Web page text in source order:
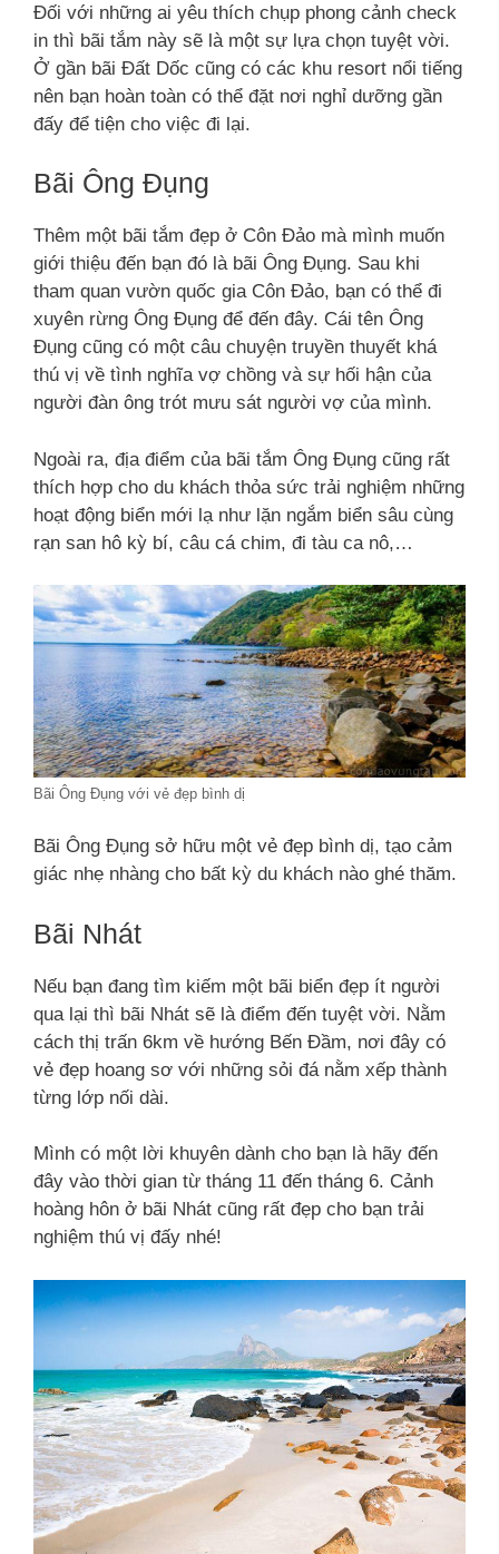
Đối với những ai yêu thích chụp phong cảnh check
in thì bãi tắm này sẽ là một sự lựa chọn tuyệt vời.
Ở gần bãi Đất Dốc cũng có các khu resort nổi tiếng
nên bạn hoàn toàn có thể đặt nơi nghỉ dưỡng gần
đấy để tiện cho việc đi lại.
Bãi Ông Đụng
Thêm một bãi tắm đẹp ở Côn Đảo mà mình muốn
giới thiệu đến bạn đó là bãi Ông Đụng. Sau khi
tham quan vườn quốc gia Côn Đảo, bạn có thể đi
xuyên rừng Ông Đụng để đến đây. Cái tên Ông
Đụng cũng có một câu chuyện truyền thuyết khá
thú vị về tình nghĩa vợ chồng và sự hối hận của
người đàn ông trót mưu sát người vợ của mình.
Ngoài ra, địa điểm của bãi tắm Ông Đụng cũng rất
thích hợp cho du khách thỏa sức trải nghiệm những
hoạt động biển mới lạ như lặn ngắm biển sâu cùng
rạn san hô kỳ bí, câu cá chim, đi tàu ca nô,…
Bãi Ông Đụng với vẻ đẹp bình dị
Bãi Ông Đụng sở hữu một vẻ đẹp bình dị, tạo cảm
giác nhẹ nhàng cho bất kỳ du khách nào ghé thăm.
Bãi Nhát
Nếu bạn đang tìm kiếm một bãi biển đẹp ít người
qua lại thì bãi Nhát sẽ là điểm đến tuyệt vời. Nằm
cách thị trấn 6km về hướng Bến Đầm, nơi đây có
vẻ đẹp hoang sơ với những sỏi đá nằm xếp thành
từng lớp nối dài.
Mình có một lời khuyên dành cho bạn là hãy đến
đây vào thời gian từ tháng 11 đến tháng 6. Cảnh
hoàng hôn ở bãi Nhát cũng rất đẹp cho bạn trải
nghiệm thú vị đấy nhé!